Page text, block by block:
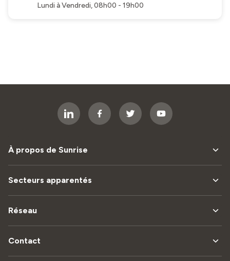
Lundi à Vendredi, 08h00 - 19h00
À propos de Sunrise
Secteurs apparentés
Réseau
Contact